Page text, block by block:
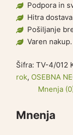
Podpora in
Hitra
Pošiljanje
Varen nakup.
Šifra:TV-4/012
rok, OSEBNA
Mnenja
Mnenja